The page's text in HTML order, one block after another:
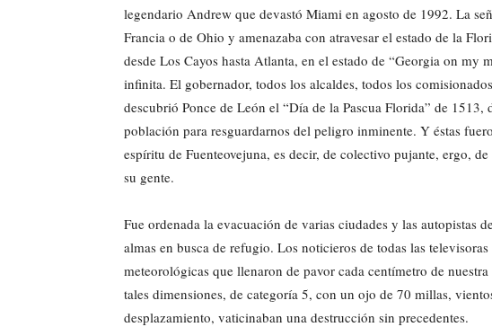
legendario Andrew que devastó Miami en agosto de 1992. La
Francia o de Ohio y amenazaba con atravesar el estado de la
desde Los Cayos hasta Atlanta, en el estado de “Georgia on my
infinita. El gobernador, todos los alcaldes, todos los
descubrió Ponce de León el “Día de la Pascua Florida” de
población para resguardarnos del peligro inminente. Y éstas
espíritu de Fuenteovejuna, es decir, de colectivo pujante, ergo,
su gente.
Fue ordenada la evacuación de varias ciudades y las autopistas
almas en busca de refugio. Los noticieros de todas las
meteorológicas que llenaron de pavor cada centímetro de
tales dimensiones, de categoría 5, con un ojo de 70 millas,
desplazamiento, vaticinaban una destrucción sin precedentes.